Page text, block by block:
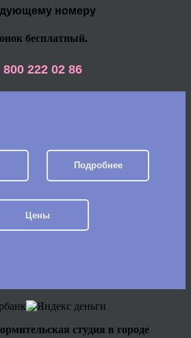
номеру
бесплатный.
800 222 02 86
Подробнее
Цены
студия в городе